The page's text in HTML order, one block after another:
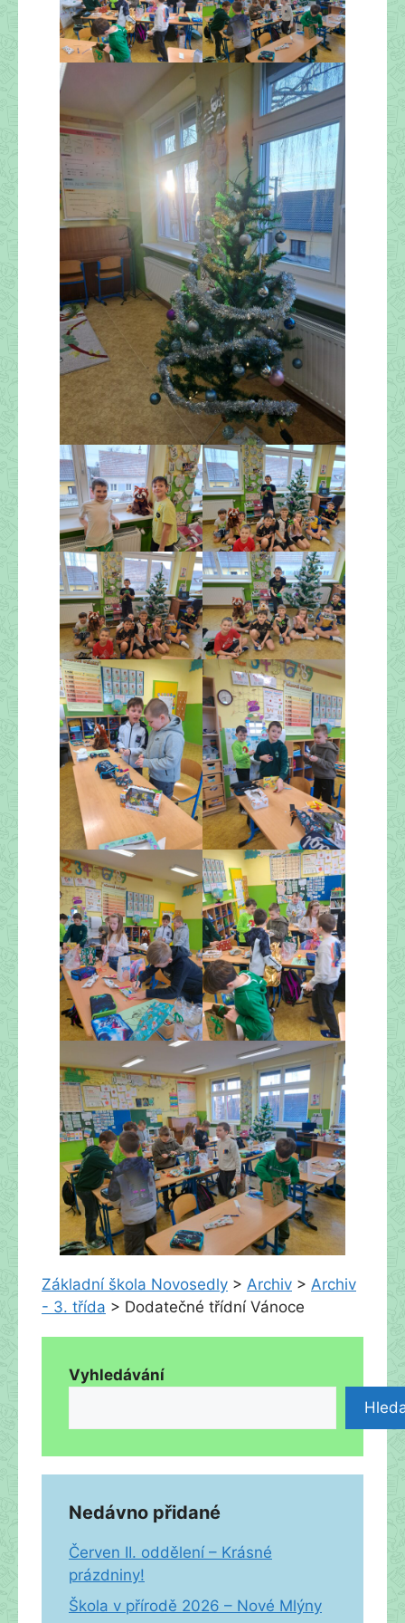
Základní škola Novosedly > Archiv > Archiv
- 3. třída > Dodatečné třídní Vánoce
Vyhledávání
Nedávno přidané
Červen II. oddělení – Krásné
prázdniny!
Škola v přírodě 2026 – Nové Mlýny